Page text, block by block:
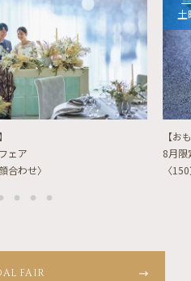
ェア
合わせ〉
土
【お
8月限
〈
FAIR